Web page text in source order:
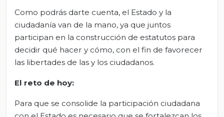
Como podrás darte cuenta, el Estado y la
ciudadanía van de la mano, ya que juntos
participan en la construcción de estatutos para
decidir qué hacer y cómo, con el fin de favorecer
las libertades de las y los ciudadanos.
El reto de hoy:
Para que se consolide la participación ciudadana